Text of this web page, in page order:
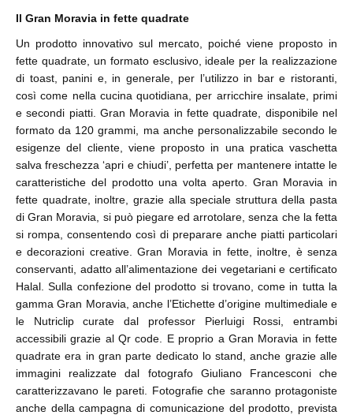
Il Gran Moravia in fette quadrate
Un prodotto innovativo sul mercato, poiché viene proposto in
fette quadrate, un formato esclusivo, ideale per la realizzazione
di toast, panini e, in generale, per l’utilizzo in bar e ristoranti,
così come nella cucina quotidiana, per arricchire insalate, primi
e secondi piatti. Gran Moravia in fette quadrate, disponibile nel
formato da 120 grammi, ma anche personalizzabile secondo le
esigenze del cliente, viene proposto in una pratica vaschetta
salva freschezza ‘apri e chiudi’, perfetta per mantenere intatte le
caratteristiche del prodotto una volta aperto. Gran Moravia in
fette quadrate, inoltre, grazie alla speciale struttura della pasta
di Gran Moravia, si può piegare ed arrotolare, senza che la fetta
si rompa, consentendo così di preparare anche piatti particolari
e decorazioni creative. Gran Moravia in fette, inoltre, è senza
conservanti, adatto all’alimentazione dei vegetariani e certificato
Halal. Sulla confezione del prodotto si trovano, come in tutta la
gamma Gran Moravia, anche l’Etichette d’origine multimediale e
le Nutriclip curate dal professor Pierluigi Rossi, entrambi
accessibili grazie al Qr code. E proprio a Gran Moravia in fette
quadrate era in gran parte dedicato lo stand, anche grazie alle
immagini realizzate dal fotografo Giuliano Francesconi che
caratterizzavano le pareti. Fotografie che saranno protagoniste
anche della campagna di comunicazione del prodotto, prevista